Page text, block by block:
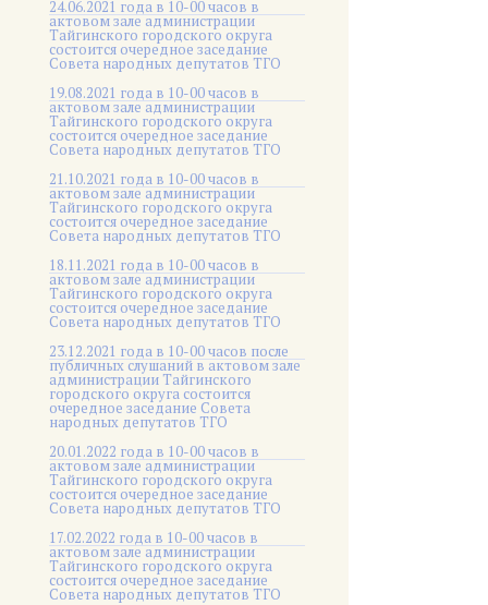
24.06.2021 года в 10-00 часов в
актовом зале администрации
Тайгинского городского округа
состоится очередное заседание
Совета народных депутатов ТГО
19.08.2021 года в 10-00 часов в
актовом зале администрации
Тайгинского городского округа
состоится очередное заседание
Совета народных депутатов ТГО
21.10.2021 года в 10-00 часов в
актовом зале администрации
Тайгинского городского округа
состоится очередное заседание
Совета народных депутатов ТГО
18.11.2021 года в 10-00 часов в
актовом зале администрации
Тайгинского городского округа
состоится очередное заседание
Совета народных депутатов ТГО
23.12.2021 года в 10-00 часов после
публичных слушаний в актовом зале
администрации Тайгинского
городского округа состоится
очередное заседание Совета
народных депутатов ТГО
20.01.2022 года в 10-00 часов в
актовом зале администрации
Тайгинского городского округа
состоится очередное заседание
Совета народных депутатов ТГО
17.02.2022 года в 10-00 часов в
актовом зале администрации
Тайгинского городского округа
состоится очередное заседание
Совета народных депутатов ТГО